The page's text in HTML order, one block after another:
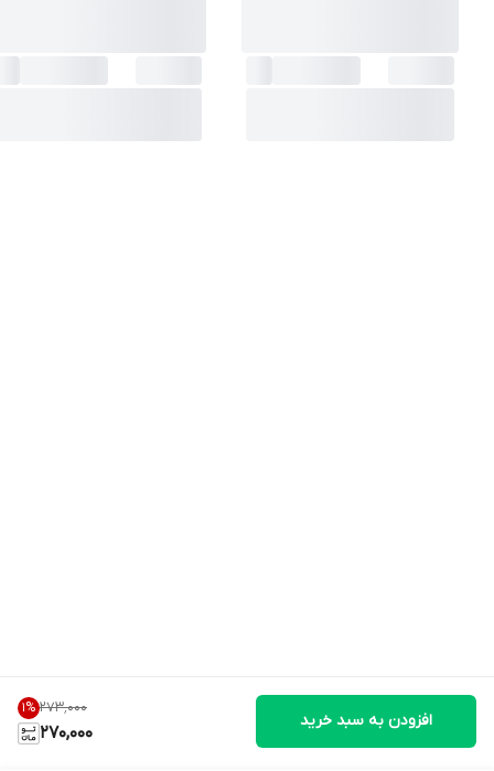
۲۷۳٬۰۰۰ 1%
270,000
افزودن به سبد خرید